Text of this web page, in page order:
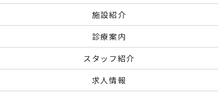
施設紹介
診療案内
スタッフ紹介
求人情報